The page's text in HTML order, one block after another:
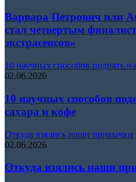
Варвара Петрович или
стал четвертым
экстрасенсов»
10 научных способов поднять
02.06.2026
10 научных способов
сахара и кофе
Откуда взялись наши привычки
02.06.2026
Откуда взялись наши